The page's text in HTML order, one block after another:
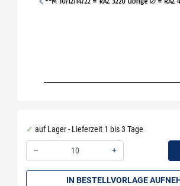
auf Lager - Lieferzeit 1 bis 3 Tage
–
+
IN BESTELLVORLAGE